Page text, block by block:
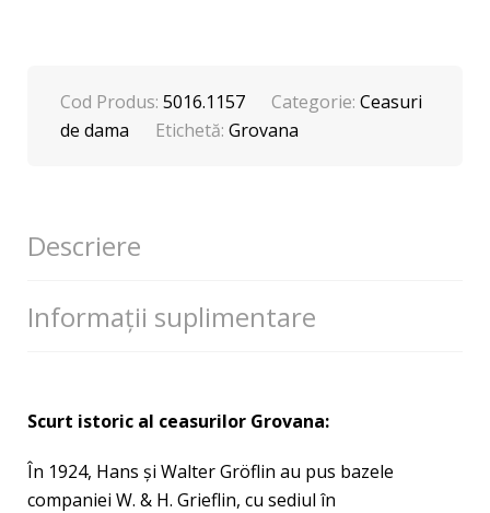
Cod Produs: 5016.1157 Categorie: Ceasuri
de dama
Etichetă: Grovana
Descriere
Informații suplimentare
Scurt istoric al ceasurilor Grovana:
În 1924, Hans şi Walter Gröflin au pus bazele
companiei W. & H. Grieflin, cu sediul în